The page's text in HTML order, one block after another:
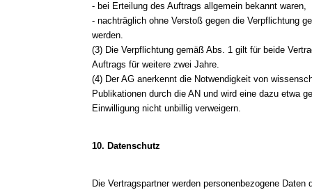
- bei Erteilung des Auftrags allgemein bekannt waren,
- nachträglich ohne Verstoß gegen die Verpflichtung
werden.
(3) Die Verpflichtung gemäß Abs. 1 gilt für beide
Auftrags für weitere zwei Jahre.
(4) Der AG anerkennt die Notwendigkeit von
Publikationen durch die AN und wird eine dazu etwa
Einwilligung nicht unbillig verweigern.
10. Datenschutz
Die Vertragspartner werden personenbezogene